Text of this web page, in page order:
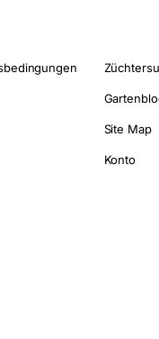
Site Map
Konto